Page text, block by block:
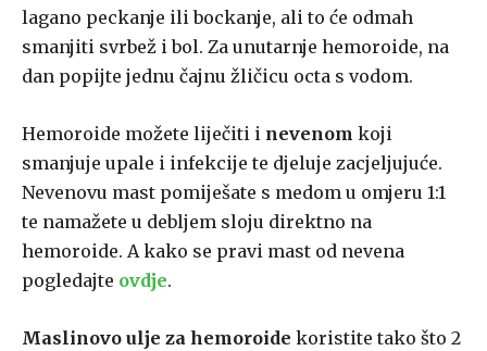
lagano peckanje ili bockanje, ali to će odmah
smanjiti svrbež i bol. Za unutarnje hemoroide, na
dan popijte jednu čajnu žličicu octa s vodom.
Hemoroide možete liječiti i nevenom koji
smanjuje upale i infekcije te djeluje zacjeljujuće.
Nevenovu mast pomiješate s medom u omjeru 1:1
te namažete u debljem sloju direktno na
hemoroide. A kako se pravi mast od nevena
pogledajte ovdje.
Maslinovo ulje za hemoroide koristite tako što 2